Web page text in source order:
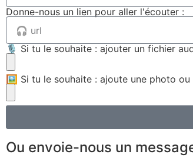
Donne-nous un lien pour aller l'écouter :
🎙 Si tu le souhaite : ajouter un fichier
🖼 Si tu le souhaite : ajoute une photo ou
Ou envoie-nous un